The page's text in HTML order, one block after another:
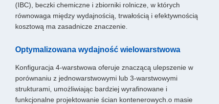
(IBC), beczki chemiczne i zbiorniki rolnicze, w których
równowaga między wydajnością, trwałością i efektywnością
kosztową ma zasadnicze znaczenie.
Optymalizowana wydajność wielowarstwowa
Konfiguracja 4-warstwowa oferuje znaczącą ulepszenie w
porównaniu z jednowarstwowymi lub 3-warstwowymi
strukturami, umożliwiając bardziej wyrafinowane i
funkcjonalne projektowanie ścian kontenerowych.o masie